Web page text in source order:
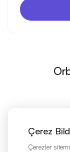
Çerez
Çerezler